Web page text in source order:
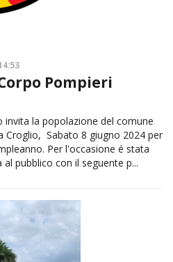
Pompieri
la popolazione del comune
Croglio, Sabato 8 giugno 2024 per
Per l'occasione é stata
pubblico con il seguente p...